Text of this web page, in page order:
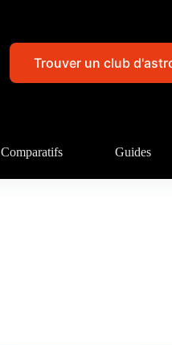
Trouver un club
Comparatifs Guides